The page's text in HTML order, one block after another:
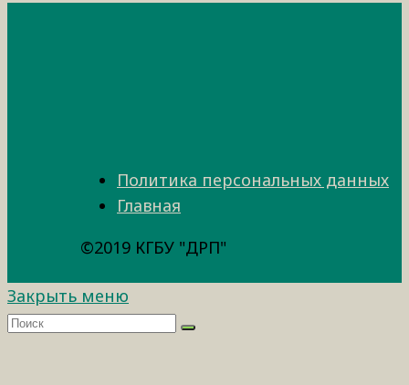
Политика персональных данных
Главная
©2019 КГБУ "ДРП"
Закрыть меню